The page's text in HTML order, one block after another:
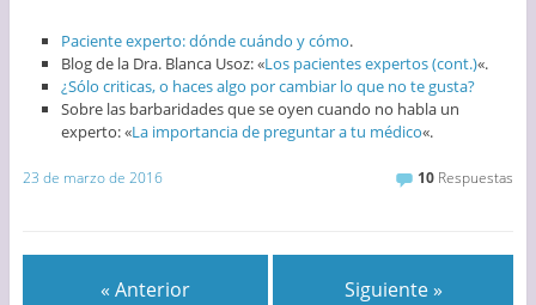
Paciente experto: dónde cuándo y cómo.
Blog de la Dra. Blanca Usoz: «Los pacientes expertos (cont.)«.
¿Sólo criticas, o haces algo por cambiar lo que no te gusta?
Sobre las barbaridades que se oyen cuando no habla un
experto: «La importancia de preguntar a tu médico«.
23 de marzo de 2016 10 Respuestas
« Anterior Siguiente »